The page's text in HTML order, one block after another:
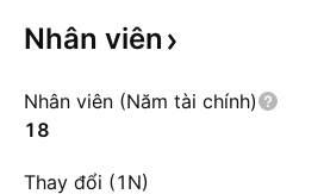
Nhân viên
Nhân viên (Năm tài chính)
18
Thay đổi (1N)